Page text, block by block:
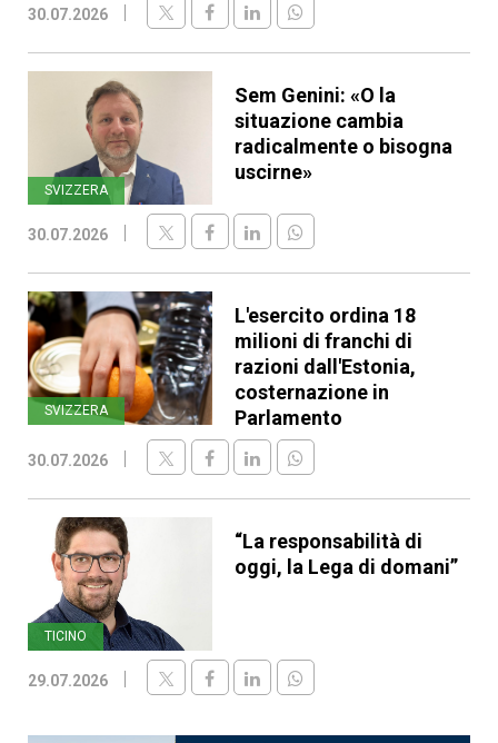
30.07.2026
SVIZZERA
Sem Genini: «O la
situazione cambia
radicalmente o bisogna
uscirne»
30.07.2026
SVIZZERA
L'esercito ordina 18
milioni di franchi di
razioni dall'Estonia,
costernazione in
Parlamento
30.07.2026
TICINO
“La responsabilità di
oggi, la Lega di domani”
29.07.2026